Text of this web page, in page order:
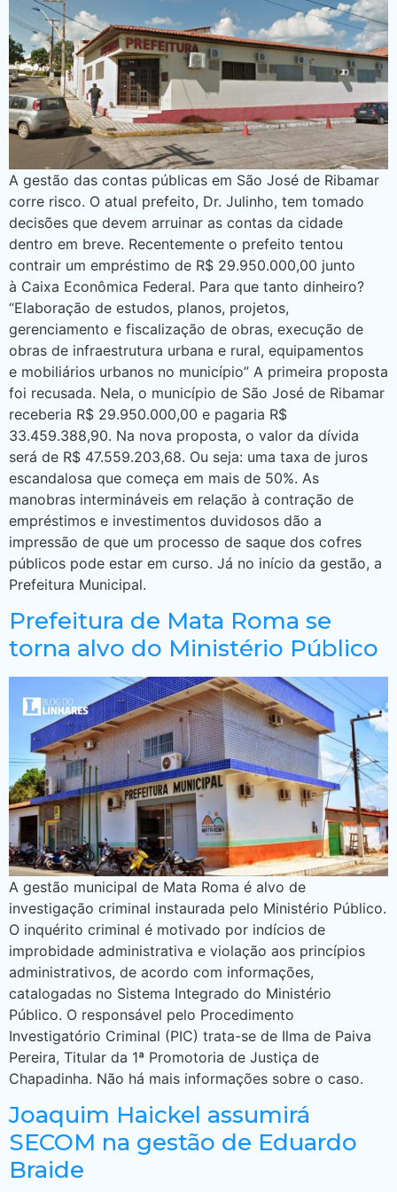
A gestão das contas públicas em São José de Ribamar
corre risco. O atual prefeito, Dr. Julinho, tem tomado
decisões que devem arruinar as contas da cidade
dentro em breve. Recentemente o prefeito tentou
contrair um empréstimo de R$ 29.950.000,00 junto
à Caixa Econômica Federal. Para que tanto dinheiro?
“Elaboração de estudos, planos, projetos,
gerenciamento e fiscalização de obras, execução de
obras de infraestrutura urbana e rural, equipamentos
e mobiliários urbanos no município” A primeira proposta
foi recusada. Nela, o município de São José de Ribamar
receberia R$ 29.950.000,00 e pagaria R$
33.459.388,90. Na nova proposta, o valor da dívida
será de R$ 47.559.203,68. Ou seja: uma taxa de juros
escandalosa que começa em mais de 50%. As
manobras intermináveis em relação à contração de
empréstimos e investimentos duvidosos dão a
impressão de que um processo de saque dos cofres
públicos pode estar em curso. Já no início da gestão, a
Prefeitura Municipal.
Prefeitura de Mata Roma se
torna alvo do Ministério Público
A gestão municipal de Mata Roma é alvo de
investigação criminal instaurada pelo Ministério Público.
O inquérito criminal é motivado por indícios de
improbidade administrativa e violação aos princípios
administrativos, de acordo com informações,
catalogadas no Sistema Integrado do Ministério
Público. O responsável pelo Procedimento
Investigatório Criminal (PIC) trata-se de Ilma de Paiva
Pereira, Titular da 1ª Promotoria de Justiça de
Chapadinha. Não há mais informações sobre o caso.
Joaquim Haickel assumirá
SECOM na gestão de Eduardo
Braide